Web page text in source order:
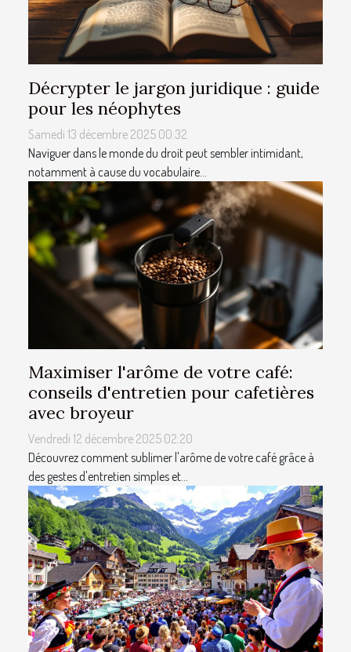
Décrypter le jargon juridique : guide
pour les néophytes
Samedi 13 décembre 2025 00:32
Naviguer dans le monde du droit peut sembler intimidant,
notamment à cause du vocabulaire...
Maximiser l'arôme de votre café:
conseils d'entretien pour cafetières
avec broyeur
Vendredi 12 décembre 2025 02:20
Découvrez comment sublimer l'arôme de votre café grâce à
des gestes d'entretien simples et...